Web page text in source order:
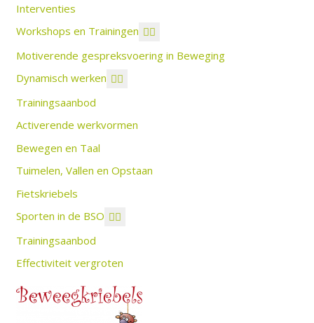
Interventies
Workshops en Trainingen
Motiverende gespreksvoering in Beweging
Dynamisch werken
Trainingsaanbod
Activerende werkvormen
Bewegen en Taal
Tuimelen, Vallen en Opstaan
Fietskriebels
Sporten in de BSO
Trainingsaanbod
Effectiviteit vergroten